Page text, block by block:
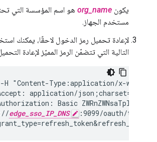
يكون org_name هو اسم المؤسسة التي
مستخدم الجهاز.
لإعادة تحميل رمز الدخول لاحقًا، يمكنك
التالية التي تتضمّن الرمز المميّز لإعادة
"Content-Type:application/x-www-
application/json;charset=utf-8"
Basic
edge_sso_IP_DNS
:9099/oauth/token \